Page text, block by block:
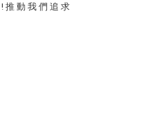
推 動 我 們 追 求